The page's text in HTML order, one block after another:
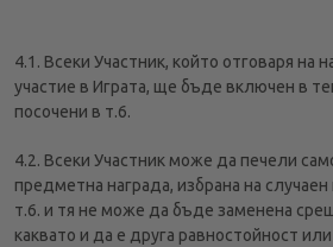
4.1. Всеки Участник, който отговаря на
участие в Играта, ще бъде включен в
посочени в т.6.
4.2. Всеки Участник може да печели
предметна награда, избрана на
т.6. и тя не може да бъде заменена
каквато и да е друга равностойност